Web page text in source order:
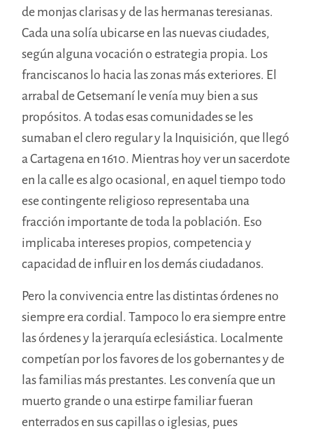
de monjas clarisas y de las hermanas teresianas.
Cada una solía ubicarse en las nuevas ciudades,
según alguna vocación o estrategia propia. Los
franciscanos lo hacia las zonas más exteriores. El
arrabal de Getsemaní le venía muy bien a sus
propósitos. A todas esas comunidades se les
sumaban el clero regular y la Inquisición, que llegó
a Cartagena en 1610. Mientras hoy ver un sacerdote
en la calle es algo ocasional, en aquel tiempo todo
ese contingente religioso representaba una
fracción importante de toda la población. Eso
implicaba intereses propios, competencia y
capacidad de influir en los demás ciudadanos.
Pero la convivencia entre las distintas órdenes no
siempre era cordial. Tampoco lo era siempre entre
las órdenes y la jerarquía eclesiástica. Localmente
competían por los favores de los gobernantes y de
las familias más prestantes. Les convenía que un
muerto grande o una estirpe familiar fueran
enterrados en sus capillas o iglesias, pues